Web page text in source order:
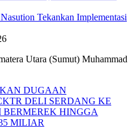
Tekankan Implementasi
Utara (Sumut) Muhammad